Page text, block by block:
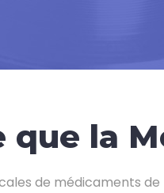
que la
de médicaments